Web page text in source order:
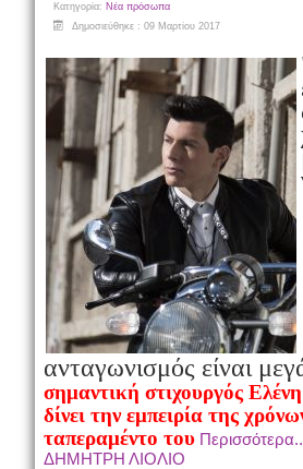
Κατηγορία: Νέα πρόσωπα
Δημοσιεύθηκε : 09 Μαρτίου 2017
ανταγωνισμός είναι
σημαντική στιχουργός
δίνει την εμπειρία της
ταπεραμέντο του
ΔΗΜΗΤΡΗ ΛΙΟΛΙΟ